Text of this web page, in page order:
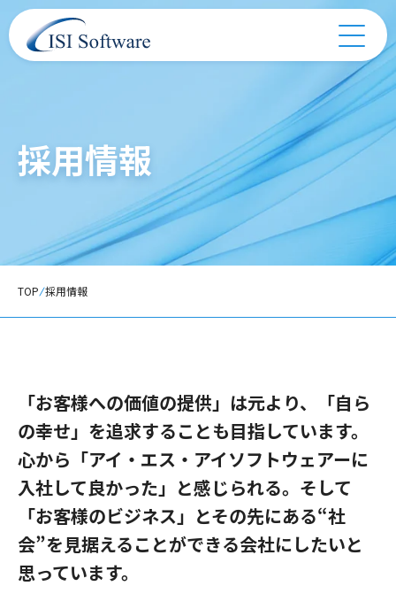
採用情報
TOP 採用情報
「お客様への価値の提供」は元より、
「自ら
の幸せ」を追求することも目指しています。
心から「アイ・エス・アイソフトウェアーに
入社して良かった」と感じられる。 そして
「お客様のビジネス」とその先にある“社
会”を見据えることができる会社にしたいと
思っています。